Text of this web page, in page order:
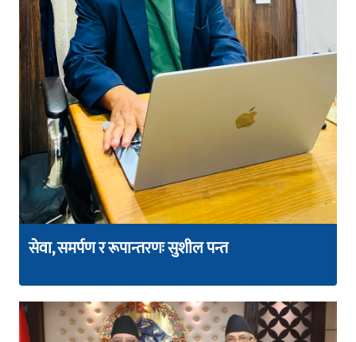
सेवा, समर्पण र रूपान्तरणः सुशील पन्त